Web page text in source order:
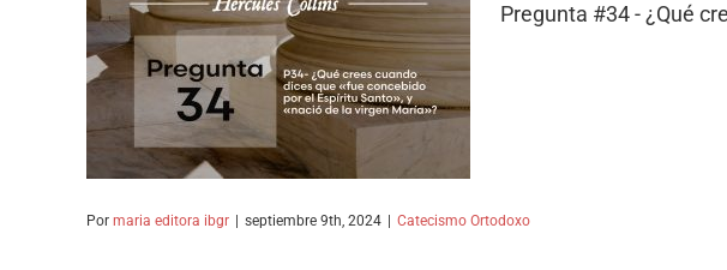
La Concepción
Sobrenatural de Jesús
Catecismo Ortodoxo
Pregunta #34 - ¿Qué
Por maria editora ibgr septiembre 9th, 2024 Catecismo Ortodoxo